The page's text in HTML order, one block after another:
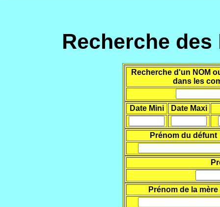
Recherche
Recherche d'un NOM
dans les
Date Mini Date Maxi
Prénom du défunt
Prénom de la mère